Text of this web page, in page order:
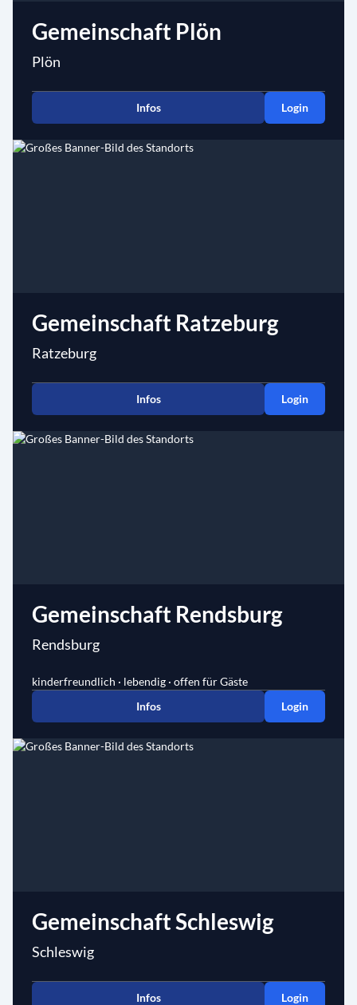
Gemeinschaft Plön
Plön
Infos Login
Gemeinschaft Ratzeburg
Ratzeburg
Infos Login
Gemeinschaft Rendsburg
Rendsburg
kinderfreundlich · lebendig · offen für Gäste
Infos
Login
Gemeinschaft Schleswig
Schleswig
Infos Login